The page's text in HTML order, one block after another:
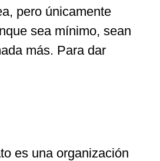
pero únicamente
sea mínimo, sean
más. Para dar
es una organización